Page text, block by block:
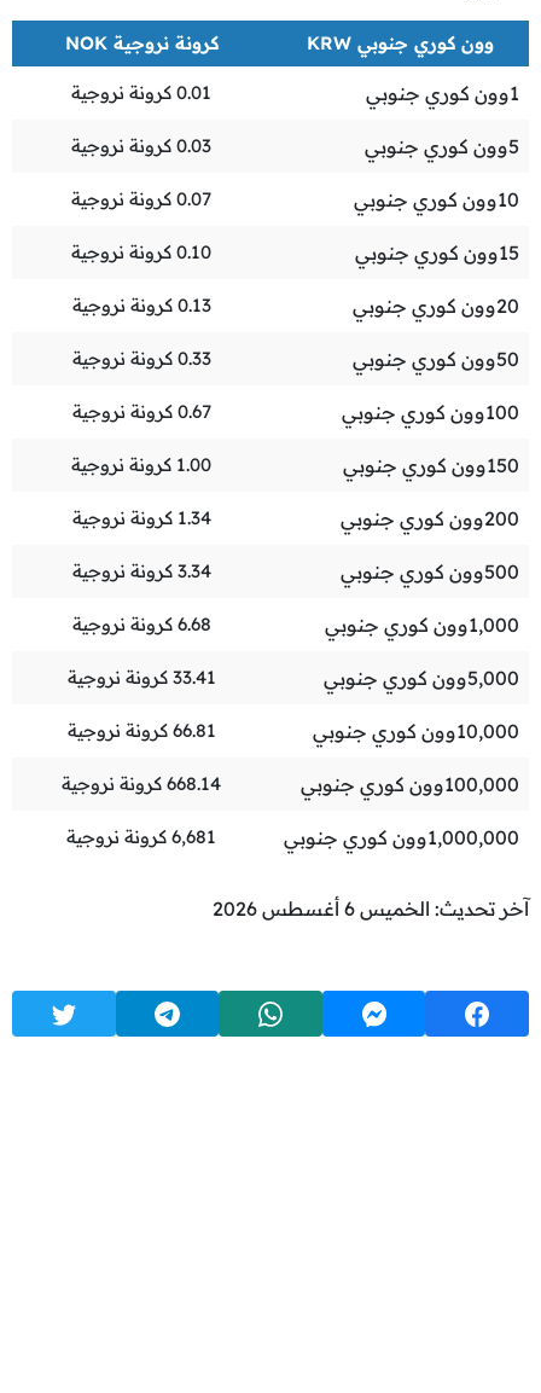
وون كوري جنوبي KRW كرونة نروجية NOK
1وون كوري جنوبي 0.01 كرونة نروجية
5وون كوري جنوبي 0.03 كرونة نروجية
10وون كوري جنوبي 0.07 كرونة نروجية
15وون كوري جنوبي 0.10 كرونة نروجية
20وون كوري جنوبي 0.13 كرونة نروجية
50وون كوري جنوبي 0.33 كرونة نروجية
100وون كوري جنوبي 0.67 كرونة نروجية
150وون كوري جنوبي 1.00 كرونة نروجية
200وون كوري جنوبي 1.34 كرونة نروجية
500وون كوري جنوبي 3.34 كرونة نروجية
1,000وون كوري جنوبي 6.68 كرونة نروجية
5,000وون كوري جنوبي 33.41 كرونة نروجية
10,000وون كوري جنوبي 66.81 كرونة نروجية
100,000وون كوري جنوبي 668.14 كرونة نروجية
1,000,000وون كوري جنوبي 6,681 كرونة نروجية
آخر تحديث: الخميس 6 أغسطس 2026